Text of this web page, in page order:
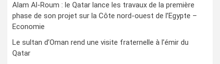
Alam Al-Roum : le Qatar lance les travaux de la première
phase de son projet sur la Côte nord-ouest de l’Egypte –
Economie
Le sultan d’Oman rend une visite fraternelle à l’émir du
Qatar